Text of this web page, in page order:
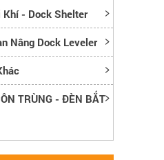
Khí - Dock Shelter
Nâng Dock Leveler
TRÙNG - ĐÈN BẮT